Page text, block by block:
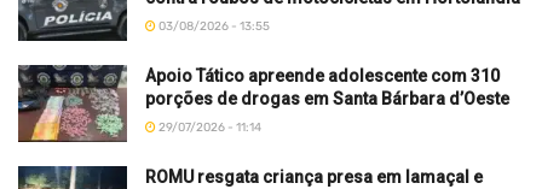
03/08/2026 - 13:55
Apoio Tático apreende adolescente com 310
porções de drogas em Santa Bárbara d’Oeste
29/07/2026 - 11:14
ROMU resgata criança presa em lamaçal e